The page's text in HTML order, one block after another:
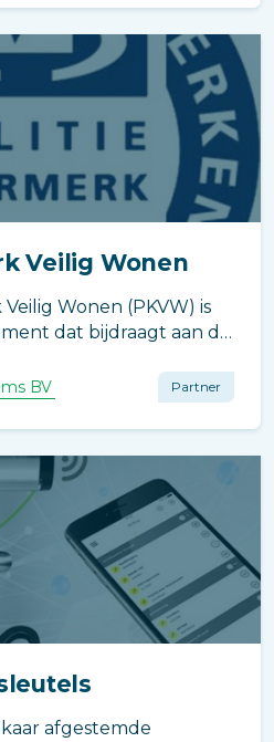
Veilig Wonen
Wonen (PKVW) is
dat bijdraagt aan de
en wijken.
BV Partner
afgestemde